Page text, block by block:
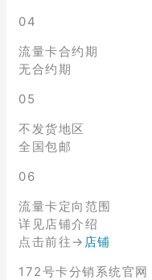
04
流量卡合约期
无合约期
05
不发货地区
全国包邮
06
流量卡定向范围
详见店铺介绍
点击前往→ 店铺
172号卡分销系统官网